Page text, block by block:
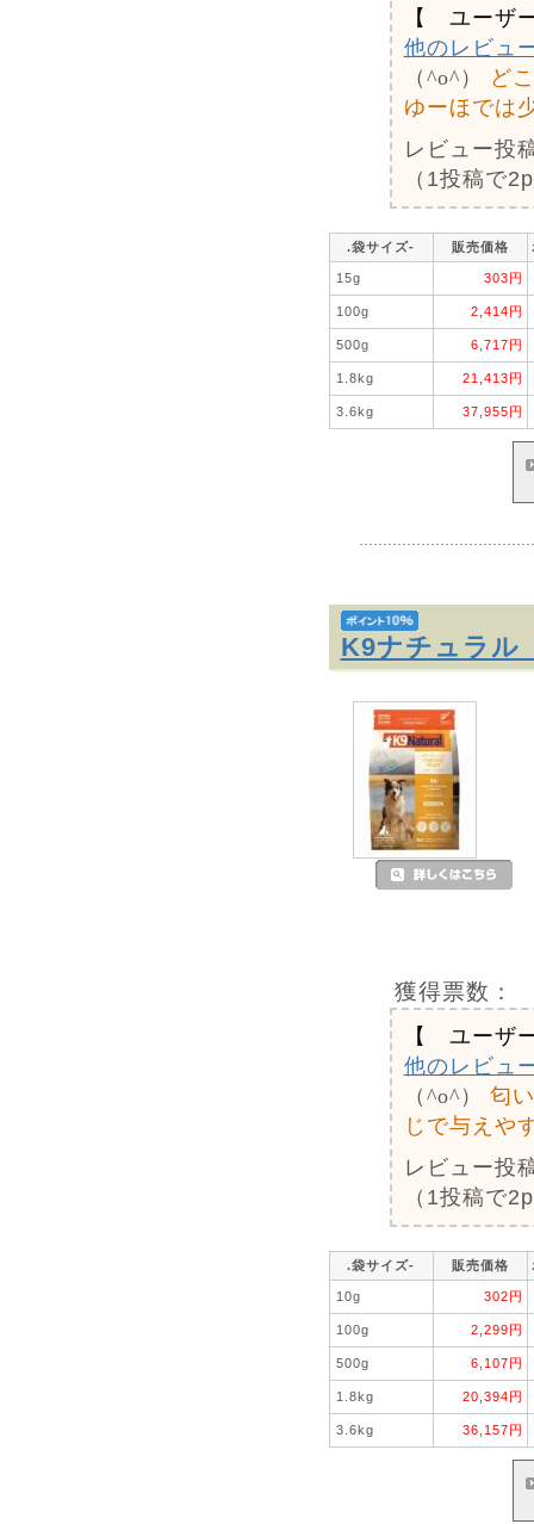
【 ユーザ
他のレビュ
（^o^）
ど
ゆーほでは
レビュー投
（1投稿で
.袋サイズ- 販売価格
15g 303円
100g 2,414円
500g 6,717円
1.8kg 21,413円
3.6kg 37,955円
K9ナチュラ
獲得票数：
【 ユーザ
他のレビュ
（^o^）
匂
じで与えや
レビュー投
（1投稿で
.袋サイズ- 販売価格
10g 302円
100g 2,299円
500g 6,107円
1.8kg 20,394円
3.6kg 36,157円